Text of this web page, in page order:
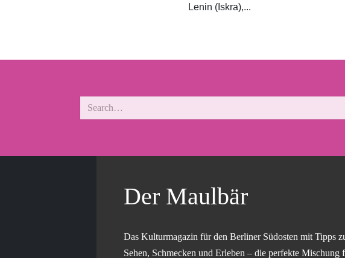
Lenin (Iskra),...
Der Maulbär
Das Kulturmagazin für den Berliner Südosten mit Tipps
Sehen, Schmecken und Erleben – die perfekte Mischung